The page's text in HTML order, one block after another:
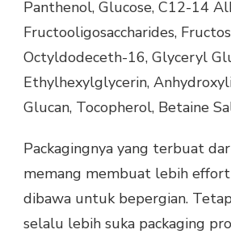
Panthenol, Glucose, C12-14
Fructooligosaccharides,
Octyldodeceth-16, Glyceryl
Ethylhexylglycerin,
Glucan, Tocopherol, Betaine
Packagingnya yang terbuat
memang membuat lebih
dibawa untuk bepergian.
selalu lebih suka packaging